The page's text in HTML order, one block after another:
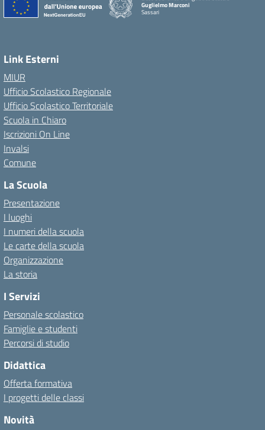
Guglielmo Marconi
Sassari
Link Esterni
MIUR
Ufficio Scolastico Regionale
Ufficio Scolastico Territoriale
Scuola in Chiaro
Iscrizioni On Line
Invalsi
Comune
La Scuola
Presentazione
I luoghi
I numeri della scuola
Le carte della scuola
Organizzazione
La storia
I Servizi
Personale scolastico
Famiglie e studenti
Percorsi di studio
Didattica
Offerta formativa
I progetti delle classi
Novità